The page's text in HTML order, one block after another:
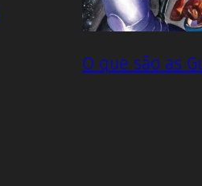
O que são as